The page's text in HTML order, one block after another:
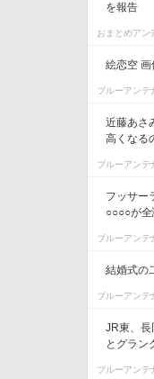
を報告
おまとめアン
絵恋空 画
ブルーアンテ
近藤あさ
高くなる
ブルーアンテ
フッサー
○○○○が全
ブルーアンテ
結婚式の
ブルーアンテ
JR東、長
とグラン
ブルーアンテ